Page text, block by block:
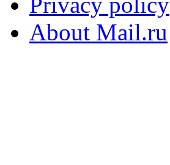
About Mail.ru